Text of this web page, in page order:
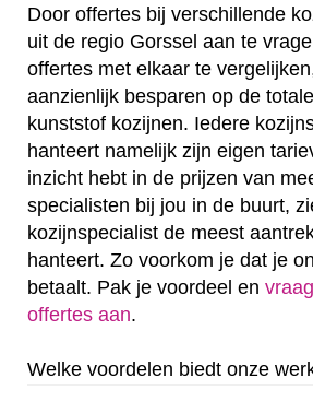
Door offertes bij verschillende
uit de regio Gorssel aan te
offertes met elkaar te
aanzienlijk besparen op de
kunststof kozijnen. Iedere
hanteert namelijk zijn eigen
inzicht hebt in de prijzen van
specialisten bij jou in de buurt,
kozijnspecialist de meest
hanteert. Zo voorkom je dat je
betaalt. Pak je voordeel en
offertes aan.
Welke voordelen biedt onze